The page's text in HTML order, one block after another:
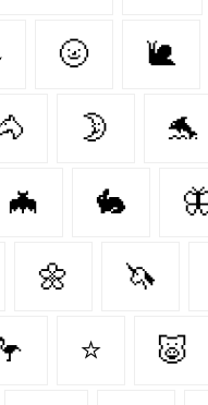
🌝 🐌
🌛 🐬
🦇 🐇
🌼 🦄
⭐ 🐷